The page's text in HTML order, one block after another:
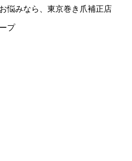
悩みなら、東京巻き爪補正店